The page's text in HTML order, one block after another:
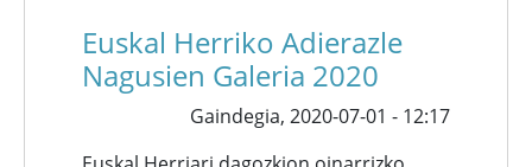
Euskal Herriko Adierazle
Nagusien Galeria 2020
Gaindegia, 2020-07-01 - 12:17